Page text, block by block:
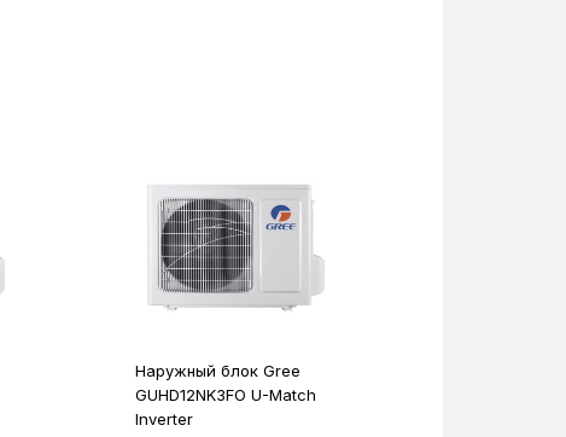
Наружный блок Gree
GUHD12NK3FO U-Match
Inverter